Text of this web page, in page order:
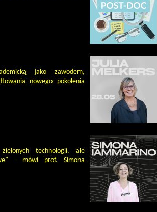
jako zawodem,
nowego pokolenia
technologii, ale
- mówi prof. Simona